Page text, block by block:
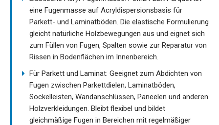
eine Fugenmasse auf Acryldispersionsbasis für
Parkett- und Laminatböden. Die elastische Formulierung
gleicht natürliche Holzbewegungen aus und eignet sich
zum Füllen von Fugen, Spalten sowie zur Reparatur von
Rissen in Bodenflächen im Innenbereich.
Für Parkett und Laminat: Geeignet zum Abdichten von
Fugen zwischen Parkettdielen, Laminatböden,
Sockelleisten, Wandanschlüssen, Paneelen und anderen
Holzverkleidungen. Bleibt flexibel und bildet
gleichmäßige Fugen in Bereichen mit regelmäßiger